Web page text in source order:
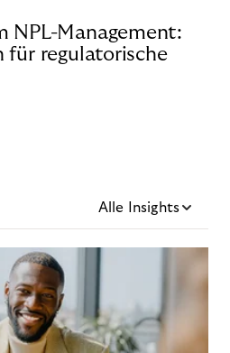
NPL-Management:
für regulatorische
Alle Insights